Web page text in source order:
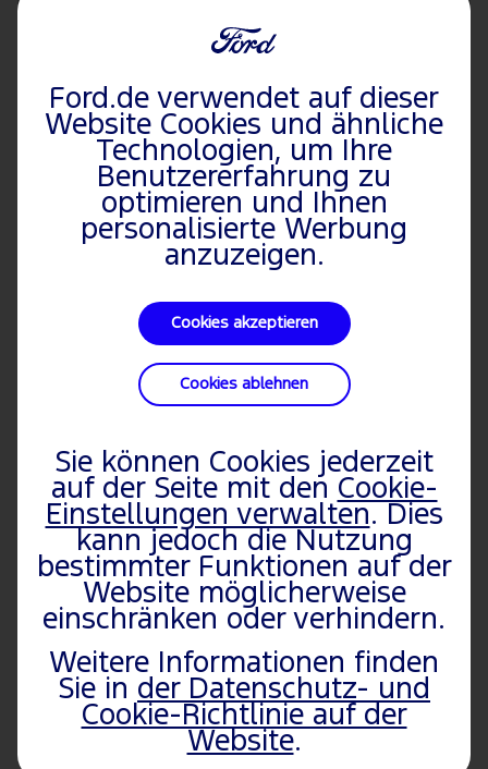
Weitere Fahrzeugthemen
Visuelle Intuition
Dank Ford SYNC bleiben Sie
mit Ihrem Ford optimal
vernetzt und können die
Einstellung bestimmter
Funktionen problemlos
Ford.de verwendet auf dieser
Website Cookies und ähnliche
Technologien, um Ihre
Benutzererfahrung zu
optimieren und Ihnen
personalisierte Werbung
anzuzeigen.
Cookies akzeptieren
Cookies ablehnen
Sie können Cookies jederzeit
auf der Seite mit den Cookie-
Einstellungen verwalten. Dies
kann jedoch die Nutzung
bestimmter Funktionen auf der
Website möglicherweise
einschränken oder verhindern.
Weitere Informationen finden
Sie in der Datenschutz- und
Cookie-Richtlinie auf der
Website.